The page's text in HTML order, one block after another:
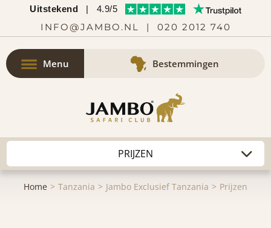
Uitstekend | 4.9/5
INFO@JAMBO.NL | 020 2012 740
Menu Bestemmingen
Home Tanzania Jambo Exclusief Tanzania Prijzen